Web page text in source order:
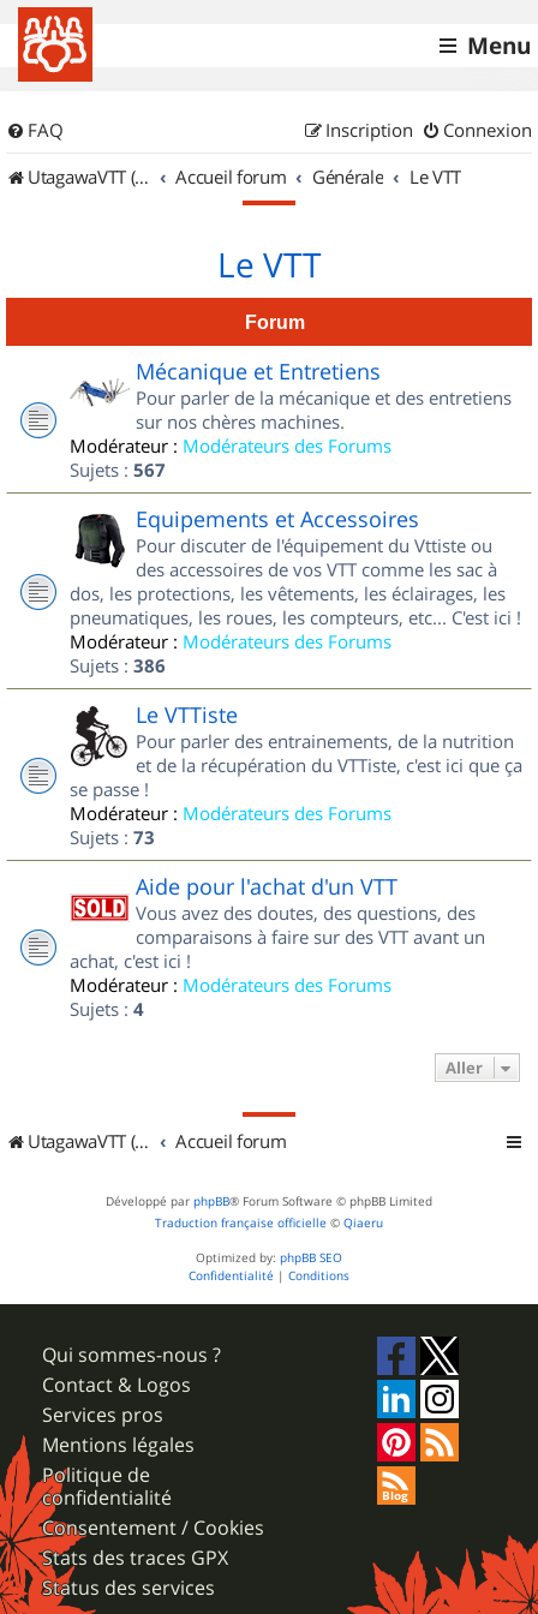
Menu
FAQ Connexion
Inscription
UtagawaVTT (Randos VTT et VTTAE avec traces GPS)
Accueil forum Générale Le VTT
Le VTT
Forum
Mécanique et Entretiens
Pour parler de la mécanique et des entretiens
sur nos chères machines.
Modérateur : Modérateurs des Forums
Sujets : 567
Equipements et Accessoires
Pour discuter de l'équipement du Vttiste ou
des accessoires de vos VTT comme les sac à
dos, les protections, les vêtements, les éclairages, les
pneumatiques, les roues, les compteurs, etc... C'est ici !
Modérateur : Modérateurs des Forums
Sujets : 386
Le VTTiste
Pour parler des entrainements, de la nutrition
et de la récupération du VTTiste, c'est ici que ça
se passe !
Modérateur : Modérateurs des Forums
Sujets : 73
Aide pour l'achat d'un VTT
Vous avez des doutes, des questions, des
comparaisons à faire sur des VTT avant un
achat, c'est ici !
Modérateur : Modérateurs des Forums
Sujets : 4
Aller
UtagawaVTT (Randos VTT et VTTAE avec traces GPS) Accueil forum
Développé par phpBB® Forum Software © phpBB Limited
Traduction française officielle © Qiaeru
Optimized by: phpBB SEO
Confidentialité | Conditions
Qui sommes-nous ?
Contact & Logos
Services pros
Mentions légales
Politique de
confidentialité
Consentement / Cookies
Stats des traces GPX
Status des services